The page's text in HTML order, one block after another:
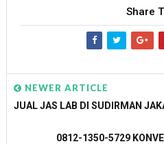
Share
NEWER ARTICLE
JUAL JAS LAB DI SUDIRMAN
0812-1350-5729